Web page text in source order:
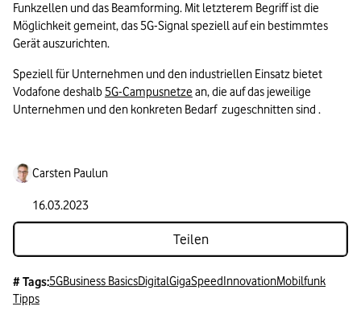
Funkzellen und das Beamforming. Mit letzterem Begriff ist die
Möglichkeit gemeint, das 5G-Signal speziell auf ein bestimmtes
Gerät auszurichten.
Speziell für Unternehmen und den industriellen Einsatz bietet
Vodafone deshalb 5G-Campusnetze an, die auf das jeweilige
Unternehmen und den konkreten Bedarf  zugeschnitten sind .
Carsten Paulun
16.03.2023
Teilen
# Tags:5GBusiness BasicsDigitalGigaSpeedInnovationMobilfunk
Tipps